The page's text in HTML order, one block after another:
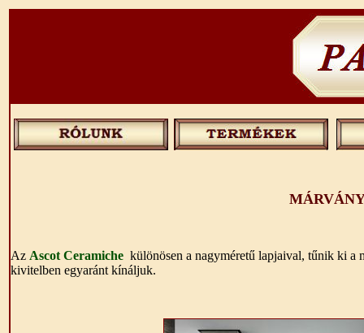
Az Ascot Ceramiche különösen a nagyméretű lapjaival, tűnik ki
kivitelben egyaránt kínáljuk.